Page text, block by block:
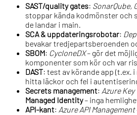
SAST/quality gates: SonarQube,
stoppar kända kodmönster och
de landar i main.
SCA & uppdateringsrobotar:
bevakar tredjepartsberoenden
SBOM: CycloneDX– gör det
komponenter som kör och var
DAST: test av körande app (t.ex.
hitta läckor och fel i
Secrets management: Azure
Managed Identity– inga
API-kant: Azure API Management